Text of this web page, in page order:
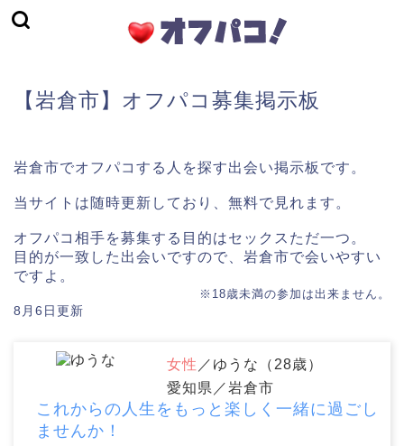
【岩倉市】オフパコ募集掲示板
岩倉市でオフパコする人を探す出会い掲示板です。
当サイトは随時更新しており、無料で見れます。
オフパコ相手を募集する目的はセックスただ一つ。
目的が一致した出会いですので、岩倉市で会いやすい
ですよ。
※18歳未満の参加は出来ません。
8月6日更新
女性 ／ゆうな（28歳）
愛知県／岩倉市
これからの人生をもっと楽しく一緒に過ごし
ませんか！